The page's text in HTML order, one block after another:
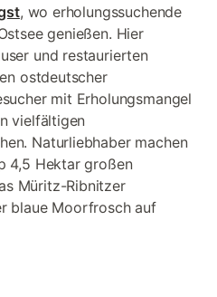
, wo erholungssuchende
genießen. Hier
und restaurierten
ostdeutscher
mit Erholungsmangel
vielfältigen
Naturliebhaber machen
4,5 Hektar großen
Müritz-Ribnitzer
blaue Moorfrosch auf